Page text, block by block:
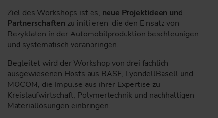
Ziel des Workshops ist es, neue Projektideen und
Partnerschaften zu initiieren, die den Einsatz von
Rezyklaten in der Automobilproduktion beschleunigen
und systematisch voranbringen.
Begleitet wird der Workshop von drei fachlich
ausgewiesenen Hosts aus BASF, LyondellBasell und
MOCOM, die Impulse aus ihrer Expertise zu
Kreislaufwirtschaft, Polymertechnik und nachhaltigen
Materiallösungen einbringen.